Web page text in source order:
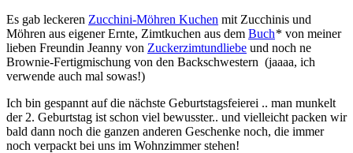
Es gab leckeren Zucchini-Möhren Kuchen mit Zucchinis und
Möhren aus eigener Ernte, Zimtkuchen aus dem Buch* von meiner
lieben Freundin Jeanny von Zuckerzimtundliebe und noch ne
Brownie-Fertigmischung von den Backschwestern (jaaaa, ich
verwende auch mal sowas!)
Ich bin gespannt auf die nächste Geburtstagsfeierei .. man munkelt
der 2. Geburtstag ist schon viel bewusster.. und vielleicht packen wir
bald dann noch die ganzen anderen Geschenke noch, die immer
noch verpackt bei uns im Wohnzimmer stehen!